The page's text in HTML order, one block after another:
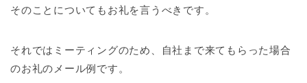
そのことについてもお礼を言うべきです。
それではミーティングのため、自社まで来てもらった場合
のお礼のメール例です。